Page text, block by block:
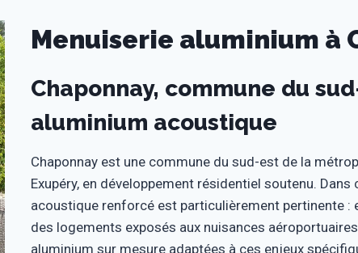
Menuiserie aluminium à
Chaponnay, commune du
aluminium acoustique
Chaponnay est une commune du sud-est de la
Exupéry, en développement résidentiel soutenu.
acoustique renforcé est particulièrement pertinente
des logements exposés aux nuisances
aluminium sur mesure adaptées à ces enjeux